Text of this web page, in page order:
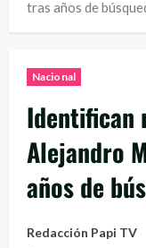
tras años de
Nacional
Identifican
Alejandro
años de
Redacción Papi TV